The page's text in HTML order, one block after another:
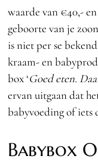
waarde van €40,-
geboorte van je
is niet per se
kraam- en
box ‘Goed eten.
ervan uitgaan dat
babyvoeding of iets
Babybox